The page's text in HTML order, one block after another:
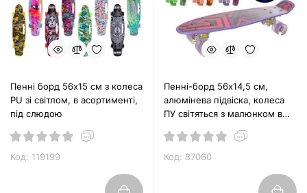
Пенні борд 56х15 см з колеса
PU зі світлом, в асортименті,
під слюдою
Код: 119199
Пенні-борд 56х14,5 см,
алюмінева підвіска, колеса
ПУ світяться з малюнком в
Код: 87060